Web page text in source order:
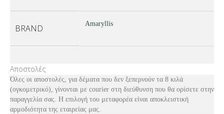
BRAND Amaryllis
Αποστολές
Όλες οι αποστολές, για δέματα που δεν ξεπερνούν τα 8 κιλά
(ογκομετρικό), γίνονται με courier στη διεύθυνση που θα ορίσετε στην
παραγγελία σας. Η επιλογή του μεταφορέα είναι αποκλειστική
αρμοδιότητα της εταιρείας μας.